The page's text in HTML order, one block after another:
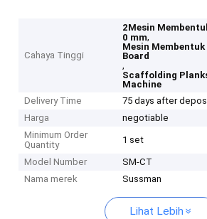
Cahaya Tinggi
2Mesin
0 mm,
Mesin
Board
,
Scaffolding
Machine
Delivery Time
75 days after
Harga
negotiable
Minimum Order
Quantity
1 set
Model Number
SM-CT
Nama merek
Sussman
Lihat Lebih